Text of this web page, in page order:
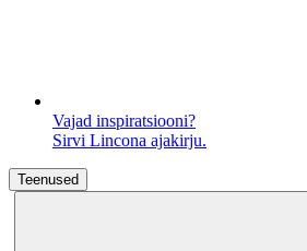
Vajad inspiratsiooni?
Sirvi Lincona ajakirju.
Teenused